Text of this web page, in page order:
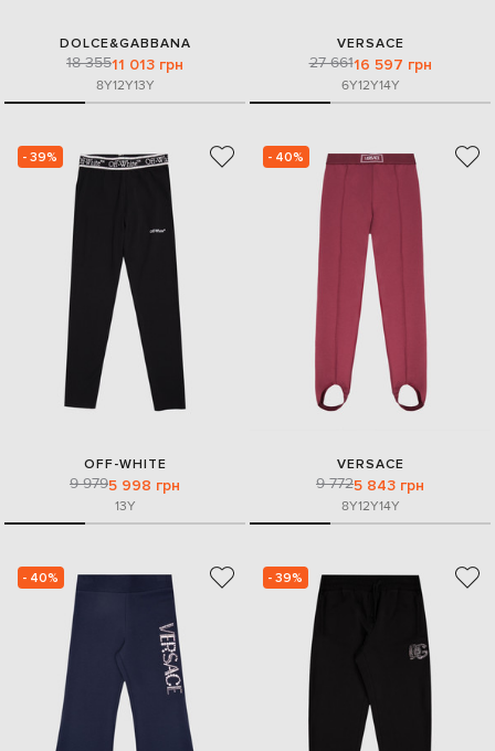
DOLCE&GABBANA
18 35511 013 грн
8Y12Y13Y
VERSACE
27 66116 597 грн
6Y12Y14Y
- 39%
OFF-WHITE
9 9795 998 грн
13Y
- 40%
VERSACE
9 7725 843 грн
8Y12Y14Y
- 40% - 39%